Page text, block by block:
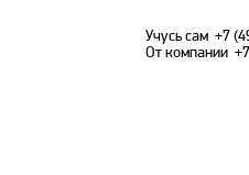
Учусь сам +7
От компании